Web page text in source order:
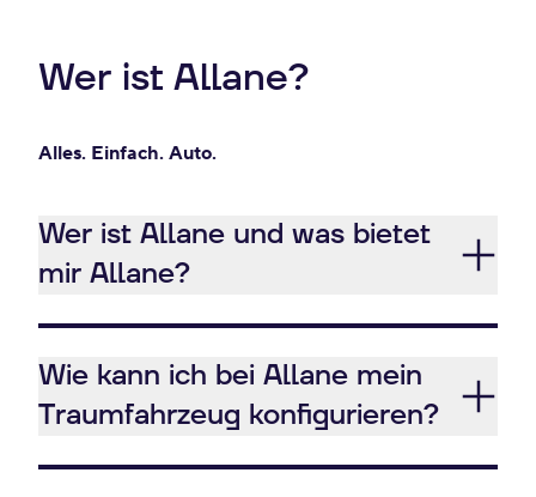
Wer ist Allane?
Alles. Einfach. Auto.
Wer ist Allane und was bietet
mir Allane?
Wie kann ich bei Allane mein
Traumfahrzeug konfigurieren?